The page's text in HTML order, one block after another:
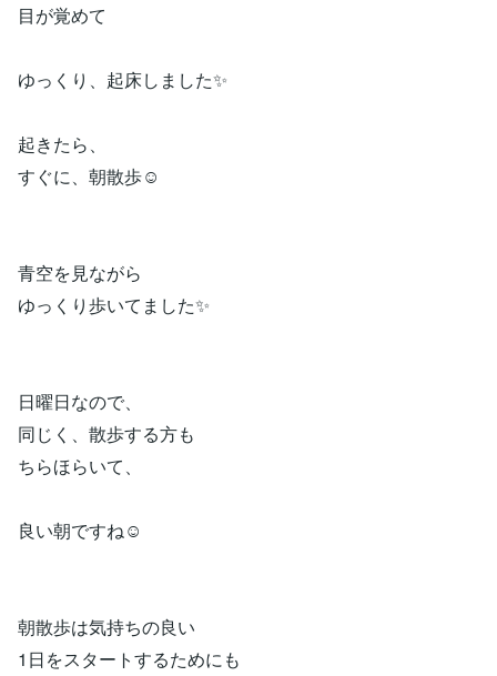
目が覚めて
ゆっくり、起床しました✨
起きたら、
すぐに、朝散歩☺️
青空を見ながら
ゆっくり歩いてました✨
日曜日なので、
同じく、散歩する方も
ちらほらいて、
良い朝ですね☺️
朝散歩は気持ちの良い
1日をスタートするためにも